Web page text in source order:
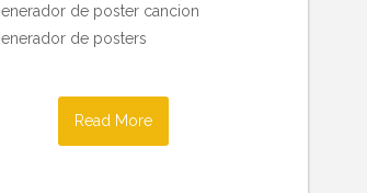
de poster cancion
de posters
Read More